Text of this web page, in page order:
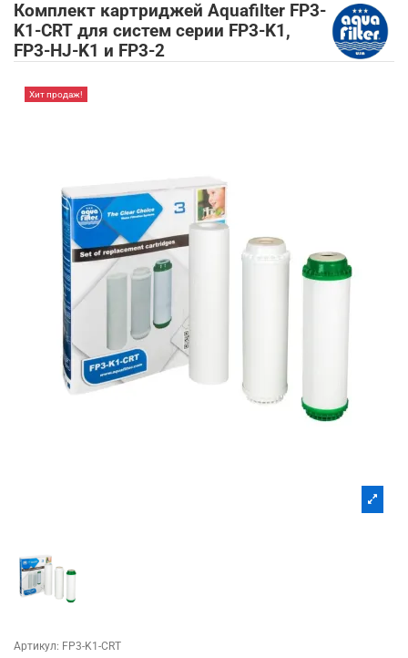
Комплект картриджей Aquafilter FP3-
K1-CRT для систем серии FP3-K1,
FP3-HJ-K1 и FP3-2
Хит продаж!
Артикул: FP3-K1-CRT